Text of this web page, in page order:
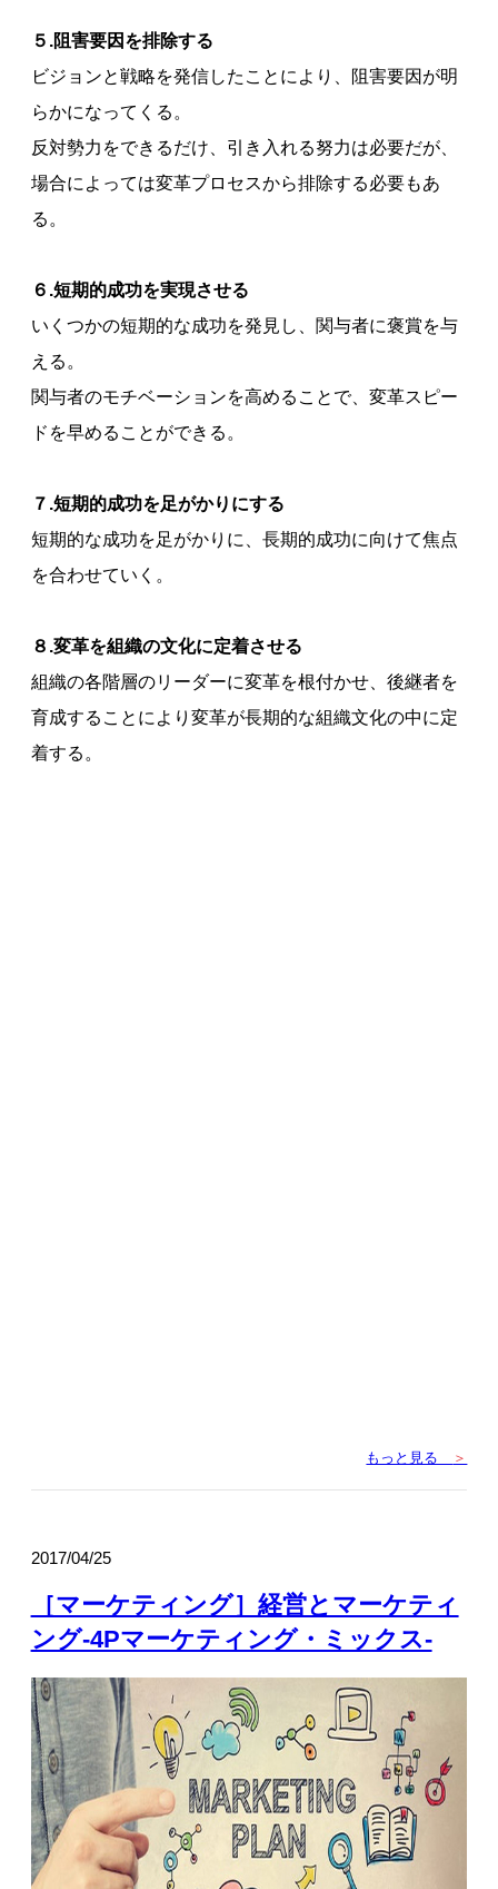
５.阻害要因を排除する
ビジョンと戦略を発信したことにより、阻害要因が明
らかになってくる。
反対勢力をできるだけ、引き入れる努力は必要だが、
場合によっては変革プロセスから排除する必要もあ
る。
６.短期的成功を実現させる
いくつかの短期的な成功を発見し、関与者に褒賞を与
える。
関与者のモチベーションを高めることで、変革スピー
ドを早めることができる。
７.短期的成功を足がかりにする
短期的な成功を足がかりに、長期的成功に向けて焦点
を合わせていく。
８.変革を組織の文化に定着させる
組織の各階層のリーダーに変革を根付かせ、後継者を
育成することにより変革が長期的な組織文化の中に定
着する。
もっと見る ＞
2017/04/25
［マーケティング］経営とマーケティ
ング-4Pマーケティング・ミックス-